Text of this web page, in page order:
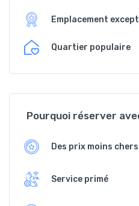
Emplacement
Quartier populaire
Pourquoi réserver
Des prix moins chers
Service primé